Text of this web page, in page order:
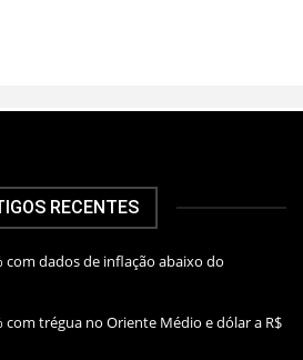
RECENTES
com dados de inflação abaixo do
com trégua no Oriente Médio e dólar a R$